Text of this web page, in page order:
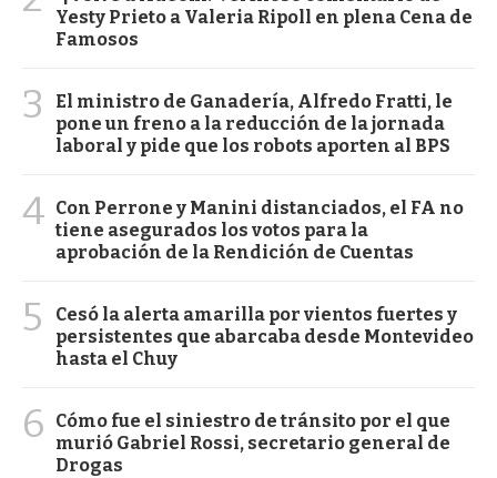
Yesty Prieto a Valeria Ripoll en plena Cena de
Famosos
3
El ministro de Ganadería, Alfredo Fratti, le
pone un freno a la reducción de la jornada
laboral y pide que los robots aporten al BPS
4 Con Perrone y Manini distanciados, el FA no
tiene asegurados los votos para la
aprobación de la Rendición de Cuentas
5
Cesó la alerta amarilla por vientos fuertes y
persistentes que abarcaba desde Montevideo
hasta el Chuy
6
Cómo fue el siniestro de tránsito por el que
murió Gabriel Rossi, secretario general de
Drogas